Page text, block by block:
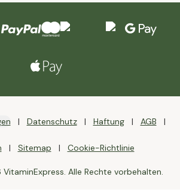
Datenschutz Haftung AGB
Sitemap Cookie-Richtlinie
Alle Rechte vorbehalten.